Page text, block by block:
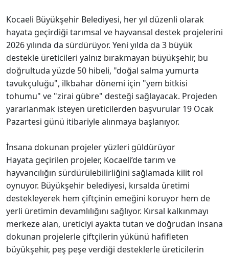
Kocaeli Büyükşehir Belediyesi, her yıl düzenli olarak
hayata geçirdiği tarımsal ve hayvansal destek projelerini
2026 yılında da sürdürüyor. Yeni yılda da 3 büyük
destekle üreticileri yalnız bırakmayan büyükşehir, bu
doğrultuda yüzde 50 hibeli, "doğal salma yumurta
tavukçuluğu", ilkbahar dönemi için "yem bitkisi
tohumu" ve "zirai gübre" desteği sağlayacak. Projeden
yararlanmak isteyen üreticilerden başvurular 19 Ocak
Pazartesi günü itibariyle alınmaya başlanıyor.
İnsana dokunan projeler yüzleri güldürüyor
Hayata geçirilen projeler, Kocaeli’de tarım ve
hayvancılığın sürdürülebilirliğini sağlamada kilit rol
oynuyor. Büyükşehir belediyesi, kırsalda üretimi
destekleyerek hem çiftçinin emeğini koruyor hem de
yerli üretimin devamlılığını sağlıyor. Kırsal kalkınmayı
merkeze alan, üreticiyi ayakta tutan ve doğrudan insana
dokunan projelerle çiftçilerin yükünü hafifleten
büyükşehir, peş peşe verdiği desteklerle üreticilerin